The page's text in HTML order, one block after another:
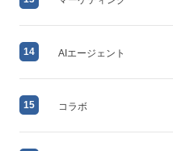
14 AIエージェント
15 コラボ